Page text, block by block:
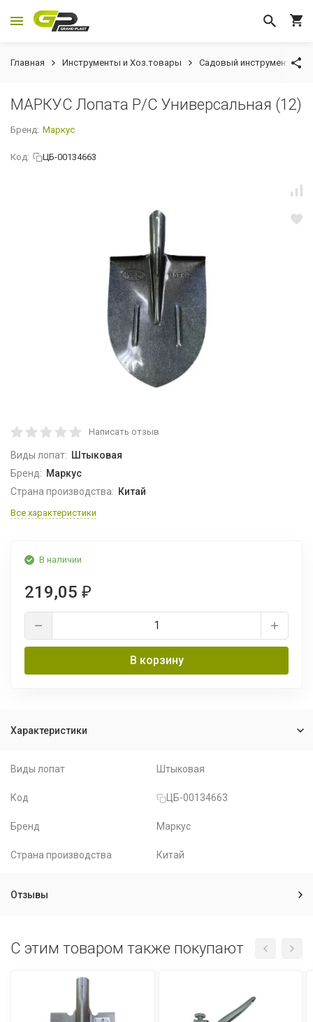
Главная Инструменты и Хоз.товары Садовый инструмент
МАРКУС Лопата Р/С Универсальная (12)
Бренд: Маркус
Код: ЦБ-00134663
Написать отзыв
Виды лопат: Штыковая
Бренд: Маркус
Страна производства: Китай
Все характеристики
В наличии
219,05 ₽
В корзину
Характеристики
Виды лопат Штыковая
Код ЦБ-00134663
Бренд Маркус
Страна производства Китай
Отзывы
C этим товаром также покупают